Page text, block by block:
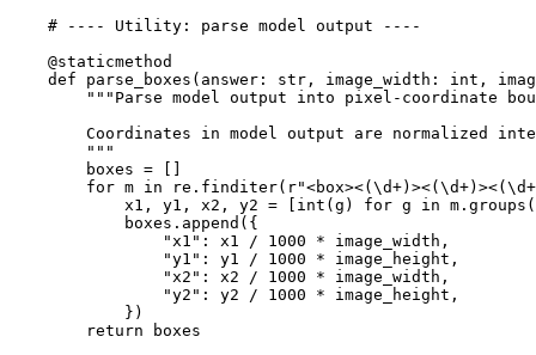
    # ---- Utility: parse model output ----
    @staticmethod
def parse_boxes(answer: str, image_width: int,
"""Parse model output into pixel-coordinate
Coordinates in model output are normalized
        """
        boxes = []
for m in
x1, y1, x2, y2 = [int(g) for g in
            boxes.append({
                "x1": x1 / 1000 * image_width,
                "y1": y1 / 1000 * image_height,
                "x2": x2 / 1000 * image_width,
                "y2": y2 / 1000 * image_height,
            })
        return boxes